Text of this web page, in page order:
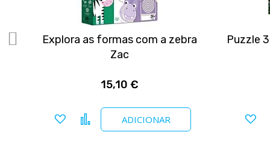
Explora as formas com a zebra
Zac
15,10 €
ADICIONAR
Adicionar a favoritos
Comparar
Puzzle